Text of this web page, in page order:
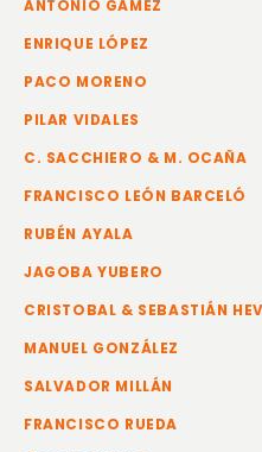
ANTONIO GÁMEZ
ENRIQUE LÓPEZ
PACO MORENO
PILAR VIDALES
C. SACCHIERO & M. OCAÑA
FRANCISCO LEÓN BARCELÓ
RUBÉN AYALA
JAGOBA YUBERO
CRISTOBAL & SEBASTIÁN
MANUEL GONZÁLEZ
SALVADOR MILLÁN
FRANCISCO RUEDA